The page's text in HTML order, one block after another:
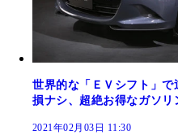
世界的な「ＥＶシフト」
損ナシ、超絶お得なガソリ
2021年02月03日 11:30